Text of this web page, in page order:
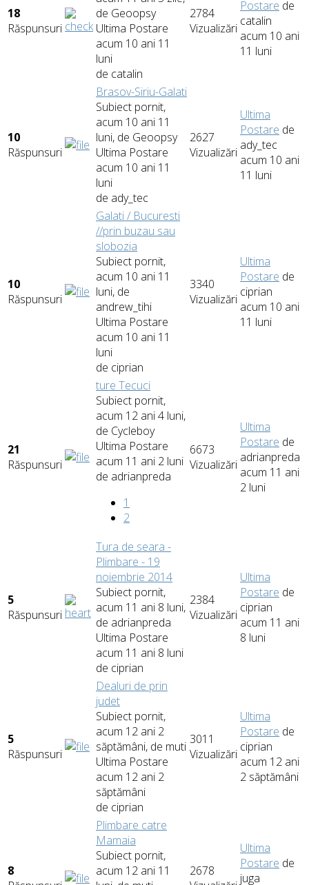
18
Răspunsuri
de Geoopsy
Ultima Postare
acum 10 ani 11
luni
de catalin
2784
Vizualizări
Postare de
catalin
acum 10 ani
11 luni
10
Răspunsuri
Brasov-Siriu-Galati
Subiect pornit,
acum 10 ani 11
luni, de Geoopsy
Ultima Postare
acum 10 ani 11
luni
de ady_tec
2627
Vizualizări
Ultima
Postare de
ady_tec
acum 10 ani
11 luni
10
Răspunsuri
Galati / Bucuresti
//prin buzau sau
slobozia
Subiect pornit,
acum 10 ani 11
luni, de
andrew_tihi
Ultima Postare
acum 10 ani 11
luni
de ciprian
3340
Vizualizări
Ultima
Postare de
ciprian
acum 10 ani
11 luni
21
Răspunsuri
ture Tecuci
Subiect pornit,
acum 12 ani 4 luni,
de Cycleboy
Ultima Postare
acum 11 ani 2 luni
de adrianpreda
1
2
6673
Vizualizări
Ultima
Postare de
adrianpreda
acum 11 ani
2 luni
5
Răspunsuri
Tura de seara -
Plimbare - 19
noiembrie 2014
Subiect pornit,
acum 11 ani 8 luni,
de adrianpreda
Ultima Postare
acum 11 ani 8 luni
de ciprian
2384
Vizualizări
Ultima
Postare de
ciprian
acum 11 ani
8 luni
5
Răspunsuri
Dealuri de prin
judet
Subiect pornit,
acum 12 ani 2
săptămâni, de muti
Ultima Postare
acum 12 ani 2
săptămâni
de ciprian
3011
Vizualizări
Ultima
Postare de
ciprian
acum 12 ani
2 săptămâni
8
Plimbare catre
Mamaia
Subiect pornit,
acum 12 ani 11
2678
Ultima
Postare de
juga